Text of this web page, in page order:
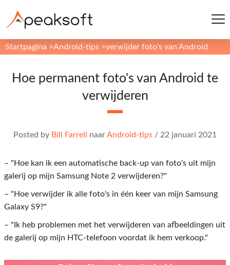
Startpagina >Android-tips >verwijder foto's van Android
Hoe permanent foto's van Android te
verwijderen
Posted by Bill Farrell naarAndroid-tips / 22 januari 2021
– "Hoe kan ik een automatische back-up van foto's uit mijn
galerij op mijn Samsung Note 2 verwijderen?"
– "Hoe verwijder ik alle foto's in één keer van mijn Samsung
Galaxy S9?"
– "Ik heb problemen met het verwijderen van afbeeldingen uit
de galerij op mijn HTC-telefoon voordat ik hem verkoop."